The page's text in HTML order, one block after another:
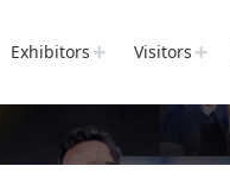
Exhibitors Visitors